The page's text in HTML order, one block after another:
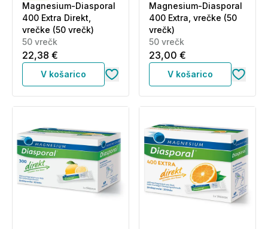
Magnesium-Diasporal
400 Extra Direkt,
vrečke (50 vrečk)
50 vrečk
22,38 €
V košarico
Magnesium-Diasporal
400 Extra, vrečke (50
vrečk)
50 vrečk
23,00 €
V košarico